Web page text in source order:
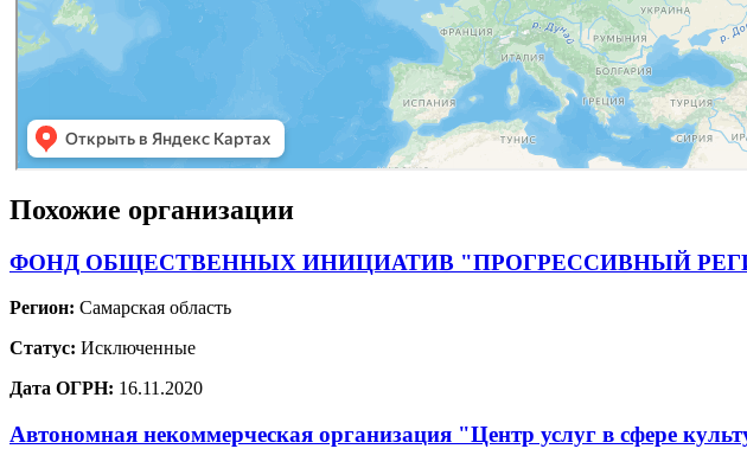
Похожие организации
ФОНД ОБЩЕСТВЕННЫХ ИНИЦИАТИВ "ПРОГРЕССИВНЫЙ
Регион: Самарская область
Статус: Исключенные
Дата ОГРН: 16.11.2020
Автономная некоммерческая организация "Центр услуг в сфере